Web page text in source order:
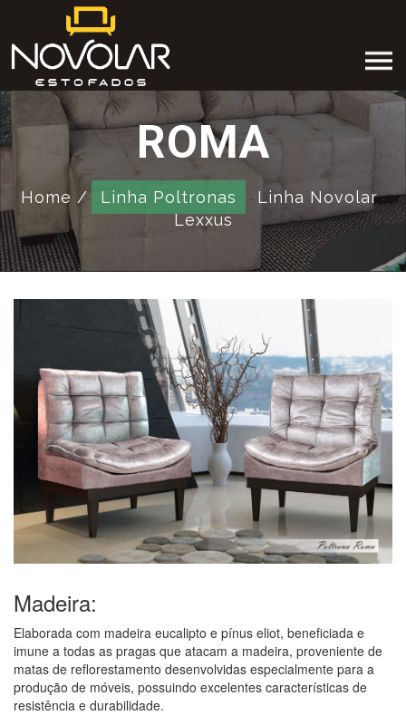
ROMA
Home / Linha Poltronas - Linha Novolar-
Lexxus
Madeira:
Elaborada com madeira eucalipto e pínus eliot, beneficiada e
imune a todas as pragas que atacam a madeira, proveniente de
matas de reflorestamento desenvolvidas especialmente para a
produção de móveis, possuindo excelentes características de
resistência e durabilidade.